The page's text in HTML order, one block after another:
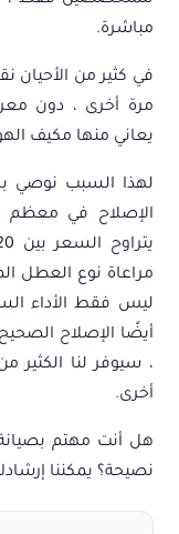
مباشرة.
في كثير من الأحيان
مرة أخرى ، دون
يعاني منها مكيف
لهذا السبب نوصي
الإصلاح في معظم
مراعاة نوع العطل
ليس فقط الأداء
أيضًا الإصلاح
، سيوفر لنا الكثير
أخرى.
هل أنت مهتم
نصيحة؟ يمكننا